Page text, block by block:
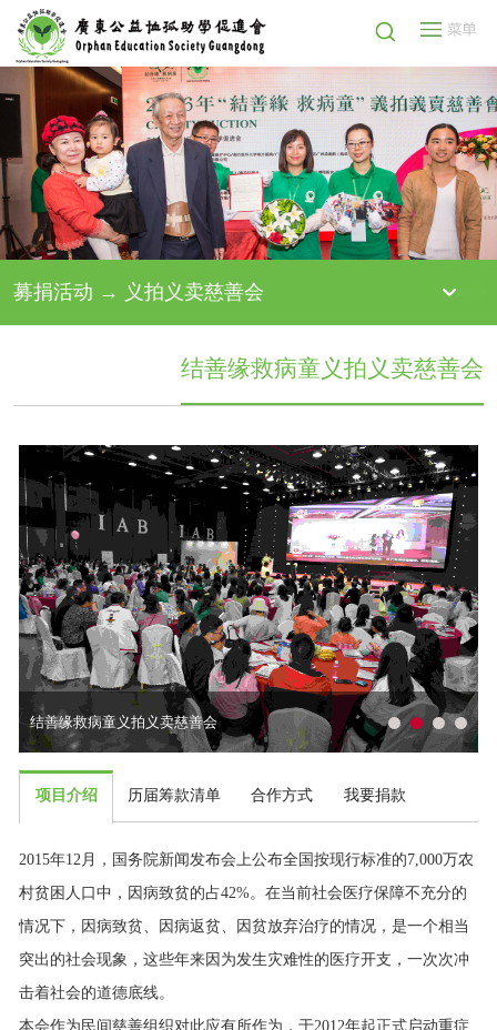
募捐活动 → 义拍义卖慈善会
结善缘救病童义拍义卖慈善会
结善缘救病童义拍义卖慈善会
项目介绍 历届筹款清单 合作方式 我要捐款
2015年12月，国务院新闻发布会上公布全国按现行标准的7,000万农
情况下，因病致贫、因病返贫、因贫放弃治疗的情况，是一个相当
突出的社会现象，这些年来因为发生灾难性的医疗开支，一次次冲
击着社会的道德底线。
本会作为民间慈善组织对此应有所作为，于2012年起正式启动重症
贫童救助项目，通过与新闻媒体、医院、企业携手合作，集合多方
社会资源救助重症贫童，形成协同合作、资源互补、各有侧重的救